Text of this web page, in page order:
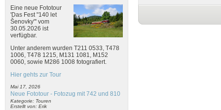
Eine neue Fototour
'Das Fest "140 let
Šenovky"' vom
30.05.2026 ist
verfügbar.
Unter anderem wurden T211 0533, T478
1006, T478 1215, M131 1081, M152
0060, sowie M286 1008 fotografiert.
Hier gehts zur Tour
Mai 17, 2026
Neue Fototour - Fotozug mit 742 und 810
Kategorie: Touren
Erstellt von: Erik